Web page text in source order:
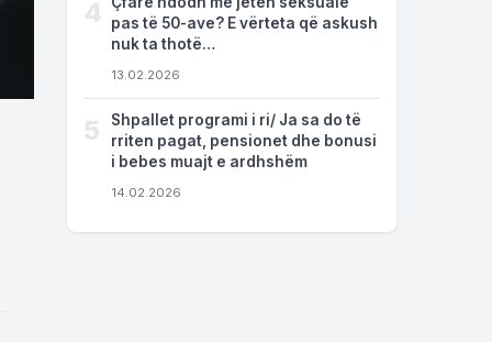
4
pas të 50-ave? E vërteta që askush
nuk ta thotë…
13.02.2026
5
Shpallet programi i ri/ Ja sa do të
rriten pagat, pensionet dhe bonusi
i bebes muajt e ardhshëm
14.02.2026